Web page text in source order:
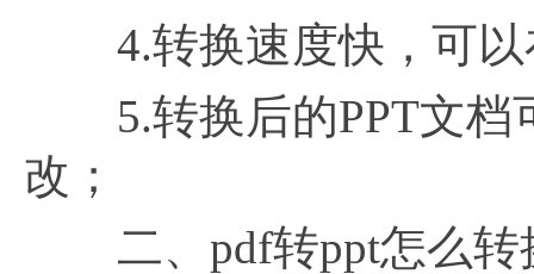
4.转换速度快，可以
5.转换后的PPT文档
改；
二、pdf转ppt怎么转